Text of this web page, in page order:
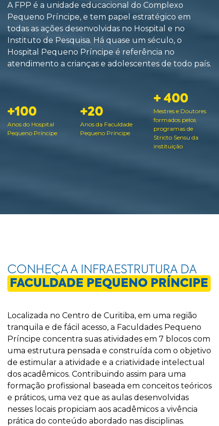
A FPP é a unidade educacional do Complexo
Pequeno Príncipe, e tem papel estratégico em
todas as ações desenvolvidas no Hospital e no
Instituto de Pesquisa. Há quase um século, o
Hospital Pequeno Príncipe é referência no
atendimento a crianças e adolescentes de todo país.
+100
Anos do Hospital
Pequeno Príncipe
+20
Anos da Faculdade
Pequeno Príncipe
+ 400
Mestres e Doutores
formados pelos
programas de
Stricto Sensu da
instituição
CONHEÇA A INFRAESTRUTURA DA
FACULDADE PEQUENO PRÍNCIPE
Localizada no Centro de Curitiba, em uma região
tranquila e de fácil acesso, a Faculdades Pequeno
Príncipe concentra suas atividades em 7 blocos com
uma estrutura pensada e construída com o objetivo
de estimular a atividade e a criatividade intelectual
dos acadêmicos. Contribuindo assim para uma
formação profissional baseada em conceitos teóricos
e práticos, uma vez que as aulas desenvolvidas
nesses locais propiciam aos acadêmicos a vivência
prática do conteúdo abordado nas disciplinas.